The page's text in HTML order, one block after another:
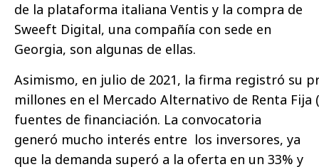
de la plataforma italiana Ventis y la compra de
Sweeft Digital, una compañía con sede en
Georgia, son algunas de ellas.
Asimismo, en julio de 2021, la firma registró su
millones en el Mercado Alternativo de Renta
fuentes de financiación. La convocatoria
generó mucho interés entre los inversores, ya
que la demanda superó a la oferta en un 33% y